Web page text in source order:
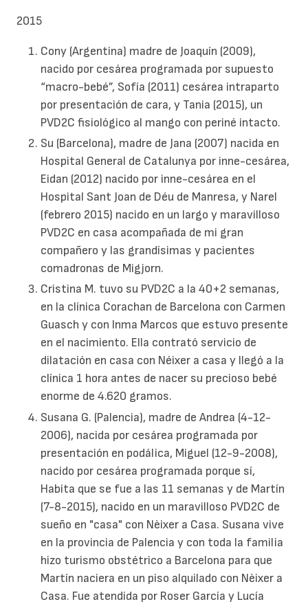
2015
Cony (Argentina) madre de Joaquín (2009),
nacido por cesárea programada por supuesto
“macro-bebé”, Sofía (2011) cesárea intraparto
por presentación de cara, y Tania (2015), un
PVD2C fisiológico al mango con periné intacto.
Su (Barcelona), madre de Jana (2007) nacida en
Hospital General de Catalunya por inne-cesárea,
Eidan (2012) nacido por inne-cesárea en el
Hospital Sant Joan de Déu de Manresa, y Narel
(febrero 2015) nacido en un largo y maravilloso
PVD2C en casa acompañada de mi gran
compañero y las grandísimas y pacientes
comadronas de Migjorn.
Cristina M. tuvo su PVD2C a la 40+2 semanas,
en la clínica Corachan de Barcelona con Carmen
Guasch y con Inma Marcos que estuvo presente
en el nacimiento. Ella contrató servicio de
dilatación en casa con Néixer a casa y llegó a la
clínica 1 hora antes de nacer su precioso bebé
enorme de 4.620 gramos.
Susana G. (Palencia), madre de Andrea (4-12-
2006), nacida por cesárea programada por
presentación en podálica, Miguel (12-9-2008),
nacido por cesárea programada porque sí,
Habita que se fue a las 11 semanas y de Martín
(7-8-2015), nacido en un maravilloso PVD2C de
sueño en "casa" con Nèixer a Casa. Susana vive
en la provincia de Palencia y con toda la familia
hizo turismo obstétrico a Barcelona para que
Martín naciera en un piso alquilado con Nèixer a
Casa. Fue atendida por Roser García y Lucía